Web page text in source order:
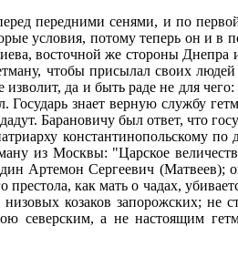
передними сенями, и по
условия, потому теперь он и
восточной же стороны
чтобы присылал своих
да и быть раде не для
знает верную службу
Барановичу был ответ, что
константинопольскому
из Москвы: "Царское
Артемон Сергеевич (Матвеев);
как мать о чадах,
козаков запорожских; не
северским, а не настоящим